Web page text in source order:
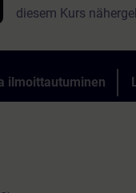
diesem Kurs
einen persönlichen
Systems.
ilmoittautuminen